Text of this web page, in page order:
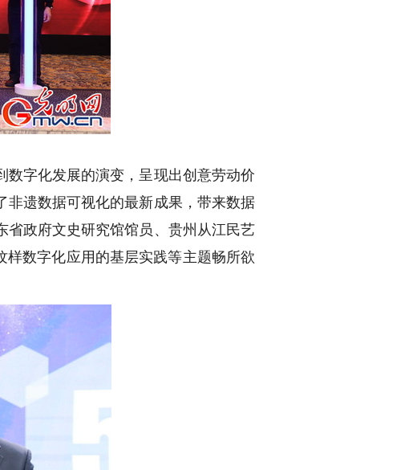
字化发展的演变，呈现出创意劳动价
非遗数据可视化的最新成果，带来数据
省政府文史研究馆馆员、贵州从江民艺
数字化应用的基层实践等主题畅所欲